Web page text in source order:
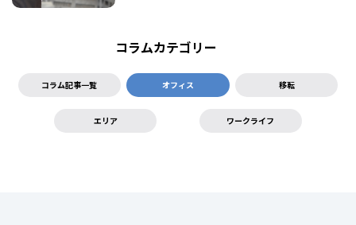
コラムカテゴリー
コラム記事一覧 オフィス 移転
エリア ワークライフ